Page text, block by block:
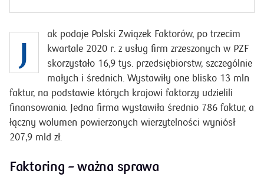
J
ak podaje Polski Związek Faktorów, po trzecim
kwartale 2020 r. z usług firm zrzeszonych w PZF
skorzystało 16,9 tys. przedsiębiorstw, szczególnie
małych i średnich. Wystawiły one blisko 13 mln
faktur, na podstawie których krajowi faktorzy udzielili
finansowania. Jedna firma wystawiła średnio 786 faktur, a
łączny wolumen powierzonych wierzytelności wyniósł
207,9 mld zł.
Faktoring – ważna sprawa